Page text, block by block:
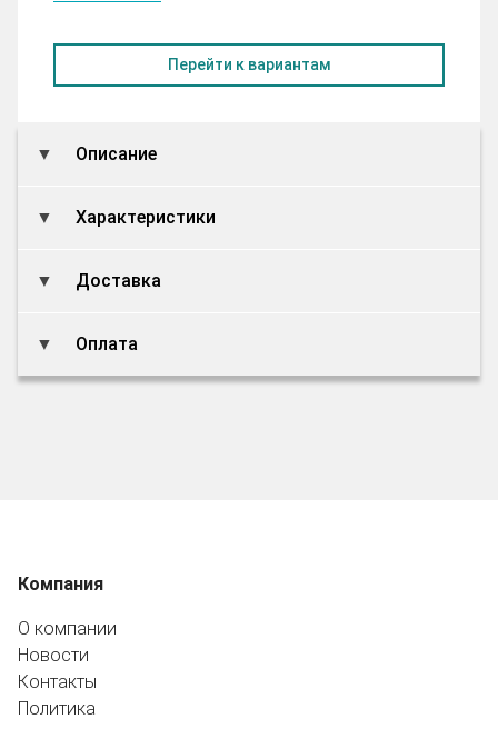
Перейти к вариантам
Описание
Характеристики
Доставка
Оплата
Компания
О компании
Новости
Контакты
Политика